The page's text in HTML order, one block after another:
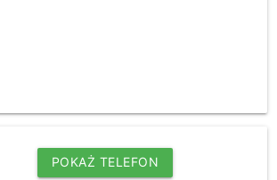
POKAŻ TELEFON